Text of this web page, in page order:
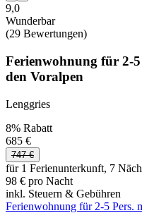
9,0
Wunderbar
(29 Bewertungen)
Ferienwohnung für 2-
den Voralpen
Lenggries
8% Rabatt
685 €
747 €
für 1 Ferienunterkunft, 7
98 € pro Nacht
inkl. Steuern & Gebühren
Ferienwohnung für 2-5 Pers.